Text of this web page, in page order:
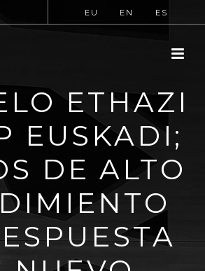
EU EN ES
ETHAZI
EUSKADI;
DE ALTO